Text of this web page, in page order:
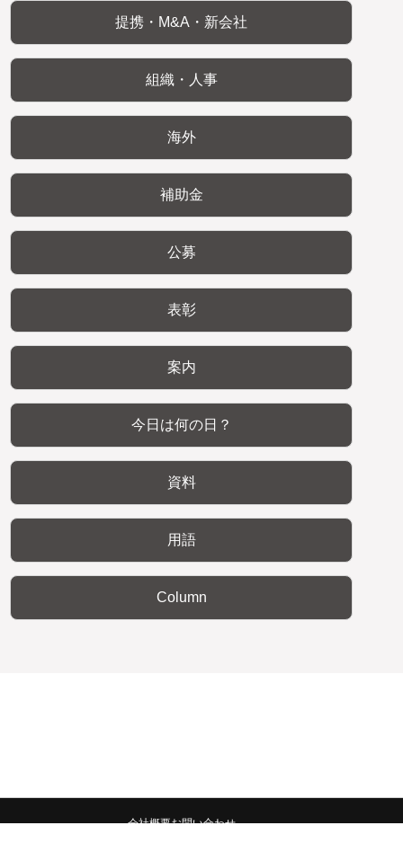
提携・M&A・新会社
組織・人事
海外
補助金
公募
表彰
案内
今日は何の日？
資料
用語
Column
会社概要お問い合わせ